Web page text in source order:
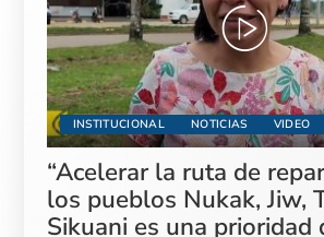
INSTITUCIONAL NOTICIAS VIDEO
“Acelerar la ruta de
los pueblos Nukak, Jiw,
Sikuani es una prioridad